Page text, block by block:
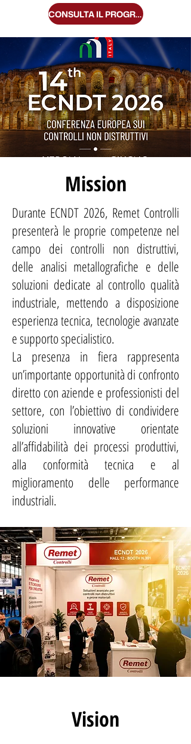
CONSULTA IL PROGRAMMA
Mission
Durante ECNDT 2026, Remet Controlli
presenterà le proprie competenze nel
campo dei controlli non distruttivi,
delle analisi metallografiche e delle
soluzioni dedicate al controllo qualità
industriale, mettendo a disposizione
esperienza tecnica, tecnologie avanzate
e supporto specialistico.
La presenza in fiera rappresenta
un’importante opportunità di confronto
diretto con aziende e professionisti del
settore, con l’obiettivo di condividere
soluzioni innovative orientate
all’affidabilità dei processi produttivi,
alla conformità tecnica e al
miglioramento delle performance
industriali.
Vision